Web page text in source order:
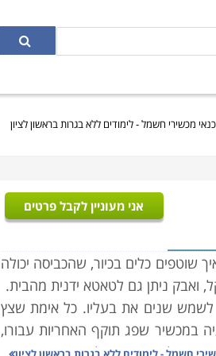
מכשירי חשמל - לימודים ללא בגרות בראשון לציון
אני מעוניין לקבל פרטים
כלים בכיור, שהכביסה יכולה
ואבק ניתן גם לטאטא ידנית מהבית.
לשמש שנים את בעליו. כל אימת שצץ
במכשיר שפג תוקף האחריות עבורו,
החשמל הביתיים שלנו; מצד אחד הם